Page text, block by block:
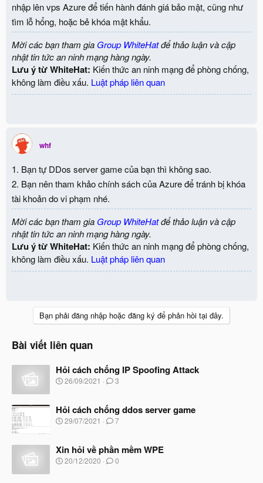
nhập lên vps Azure để tiến hành đánh giá bảo mật, cũng như
tìm lỗ hổng, hoặc bẻ khóa mật khẩu.
Mời các bạn tham gia Group WhiteHatđể thảo luận và cập
nhật tin tức an ninh mạng hàng ngày.
Lưu ý từ WhiteHat: Kiến thức an ninh mạng để phòng chống,
không làm điều xấu. Luật pháp liên quan
whf
1. Bạn tự DDos server game của bạn thì không sao.
2. Bạn nên tham khảo chính sách của Azure để tránh bị khóa
tài khoản do vi phạm nhé.
Mời các bạn tham gia Group WhiteHatđể thảo luận và cập
nhật tin tức an ninh mạng hàng ngày.
Lưu ý từ WhiteHat: Kiến thức an ninh mạng để phòng chống,
không làm điều xấu. Luật pháp liên quan
Bạn phải đăng nhập hoặc đăng ký để phản hồi tại đây.
Bài viết liên quan
Hỏi cách chống IP Spoofing Attack
N
y
b
ắ
ầ
u
26/09/2021 3
Hỏi cách chống ddos server game
N
y
b
ắ
29/07/2021 7
Xin hỏi về phần mềm WPE
N
20/12/2020 0